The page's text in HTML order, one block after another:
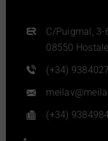
C/Puigmal, 3-
08550
(+34)
(+34)